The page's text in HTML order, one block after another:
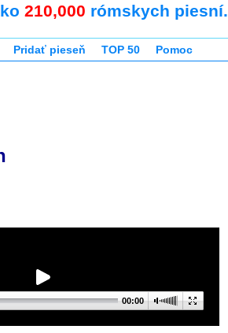
210,000 rómskych piesní.
Pridať pieseň TOP 50 Pomoc
00:00